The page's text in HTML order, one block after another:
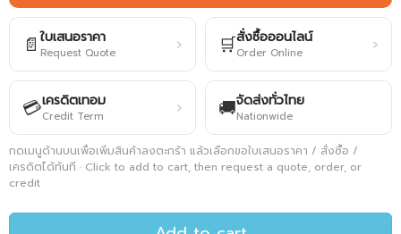
📄 ใบเสนอราคา
Request Quote › 🛒สั่งซื้อออนไลน์
Order Online ›
💳เครดิตเทอม
Credit Term › 🚚จัดส่งทั่วไทย
Nationwide
กดเมนูด้านบนเพื่อเพิ่มสินค้าลงตะกร้า แล้วเลือกขอใบเสนอราคา / สั่งซื้อ /
เครดิตได้ทันที · Click to add to cart, then request a quote, order, or
credit